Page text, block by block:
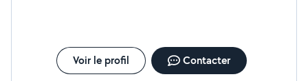
Voir le profil Contacter